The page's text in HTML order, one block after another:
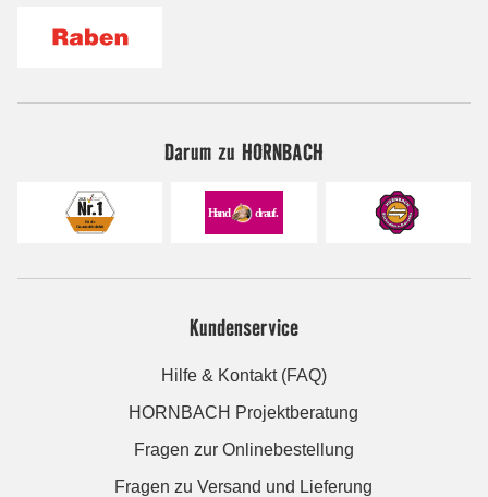
Darum zu HORNBACH
Kundenservice
Hilfe & Kontakt (FAQ)
HORNBACH Projektberatung
Fragen zur Onlinebestellung
Fragen zu Versand und Lieferung